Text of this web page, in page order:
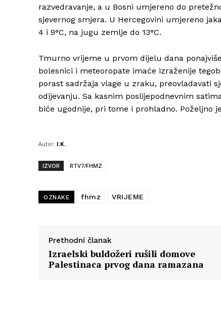
razvedravanje, a u Bosni umjereno do
sjevernog smjera. U Hercegovini umjereno
4 i 9°C, na jugu zemlje do 13°C.
Tmurno vrijeme u prvom dijelu dana
bolesnici i meteoropate imaće izraženije
porast sadržaja vlage u zraku, preovladavati
odijevanju. Sa kasnim poslijepodnevnim
biće ugodnije, pri tome i prohladno. Poželjno
Autor: I.K.
IZVOR RTV7/FHMZ
OZNAKE fhmz VRIJEME
Prethodni članak
Izraelski buldožeri rušili domove
Palestinaca prvog dana ramazana